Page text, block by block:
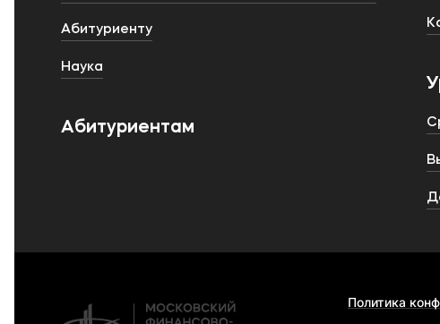
Абитуриенту
Наука
Абитуриентам
Политика